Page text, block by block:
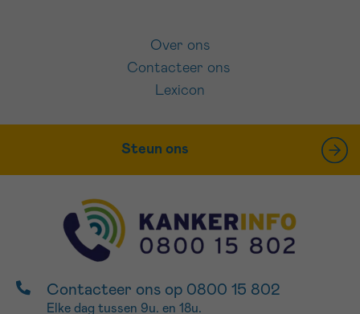
Over ons
Contacteer ons
Lexicon
Steun ons
Contacteer ons op 0800 15 802
Elke dag tussen 9u. en 18u.